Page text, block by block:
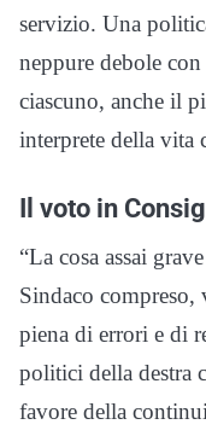
servizio. Una
neppure debole
ciascuno, anche il
interprete della vita
Il voto in
“La cosa assai
Sindaco compreso,
piena di errori e di
politici della destra
favore della